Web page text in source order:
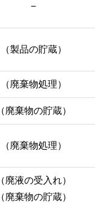
−
（製品の貯蔵）
（廃棄物処理）
（廃棄物の貯蔵）
（廃棄物処理）
（廃液の受入れ）
（廃棄物の貯蔵）